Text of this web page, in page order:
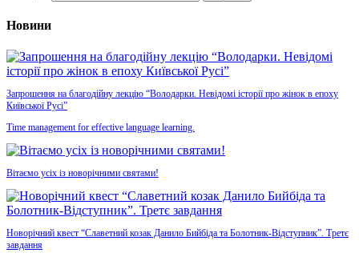
Новини
Запрошення на благодійну лекцію “Володарки. Невідомі історії про жінок в епоху
Київської Русі”
Time management for effective language learning.
Вітаємо усіх із новорічними святами!
Новорічний квест “Славетний козак Данило Бийбіда та Болотник-Відступник”. Третє
завдання